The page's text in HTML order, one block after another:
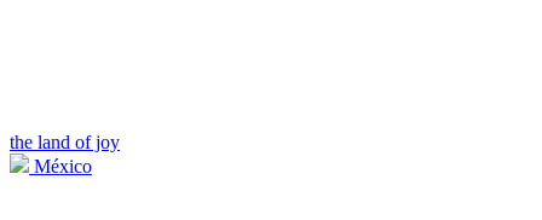
the land of joy
México